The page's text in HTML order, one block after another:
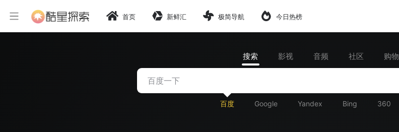
首页 新鲜汇 极简导航 今日热榜
搜索 影视 音频 社区 购物
百度 Google Yandex Bing 360